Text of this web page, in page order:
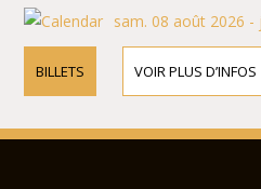
sam. 08 août 2026 -
BILLETS VOIR PLUS D’INFOS